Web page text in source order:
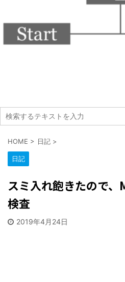
HOME > 日記 >
日記
スミ入れ飽きたので
検査
2019年4月24日